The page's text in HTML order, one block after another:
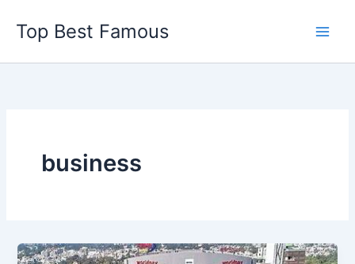
content
Top Best Famous
business